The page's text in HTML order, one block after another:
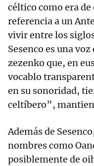
céltico como era de
referencia a un
vivir entre los
Sesenco es una
zezenko que, en
vocablo
en su sonoridad,
celtíbero”,
Además de
nombres como
posiblemente de